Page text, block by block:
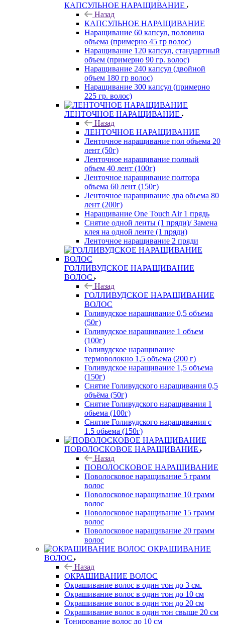
КАПСУЛЬНОЕ НАРАЩИВАНИЕ
Назад
КАПСУЛЬНОЕ НАРАЩИВАНИЕ
Наращивание 60 капсул, половина
объема (примерно 45 гр волос)
Наращивание 120 капсул, стандартный
объем (примерно 90 гр. волос)
Наращивание 240 капсул (двойной
объем 180 гр волос)
Наращивание 300 капсул (примерно
225 гр. волос)
ЛЕНТОЧНОЕ НАРАЩИВАНИЕ
Назад
ЛЕНТОЧНОЕ НАРАЩИВАНИЕ
Ленточное наращивание пол объема 20
лент (50г)
Ленточное наращивание полный
объем 40 лент (100г)
Ленточное наращивание полтора
объема 60 лент (150г)
Ленточное наращивание два обьема 80
лент (200г)
Наращивание One Touch Air 1 прядь
Снятие одной ленты (1 пряди)/ Замена
клея на одной ленте (1 пряди)
Ленточное наращивание 2 пряди
ГОЛЛИВУДСКОЕ НАРАЩИВАНИЕ
ВОЛОС
Назад
ГОЛЛИВУДСКОЕ НАРАЩИВАНИЕ
ВОЛОС
Голивудское наращивание 0,5 объема
(50г)
Голивудское наращивание 1 объем
(100г)
Голивудское наращивание
термоволокно 1,5 объема (200 г)
Голивудское наращивание 1,5 объема
(150г)
Снятие Голивудского наращивания 0,5
объёма (50г)
Снятие Голивудского наращивания 1
обьема (100г)
Снятие Голивудского наращивания с
1.5 обьема (150г)
ПОВОЛОСКОВОЕ НАРАЩИВАНИЕ
Назад
ПОВОЛОСКОВОЕ НАРАЩИВАНИЕ
Поволосковое наращивание 5 грамм
волос
Поволосковое наращивание 10 грамм
волос
Поволосковое наращивание 15 грамм
волос
Поволосковое наращивание 20 грамм
волос
ОКРАШИВАНИЕ
ВОЛОС
Назад
ОКРАШИВАНИЕ ВОЛОС
Окрашивание волос в один тон до 3 см.
Окрашивание волос в один тон до 10 см
Окрашивание волос в один тон до 20 см
Окрашивание волос в один тон свыше 20 см
Тонирование волос до 10 см